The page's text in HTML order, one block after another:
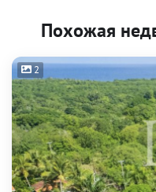
Похожая
2